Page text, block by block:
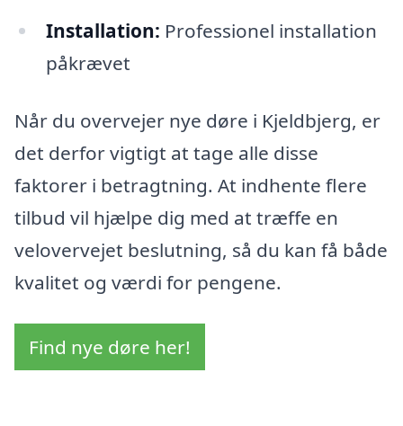
Installation: Professionel installation
påkrævet
Når du overvejer nye døre i Kjeldbjerg, er
det derfor vigtigt at tage alle disse
faktorer i betragtning. At indhente flere
tilbud vil hjælpe dig med at træffe en
velovervejet beslutning, så du kan få både
kvalitet og værdi for pengene.
Find nye døre her!